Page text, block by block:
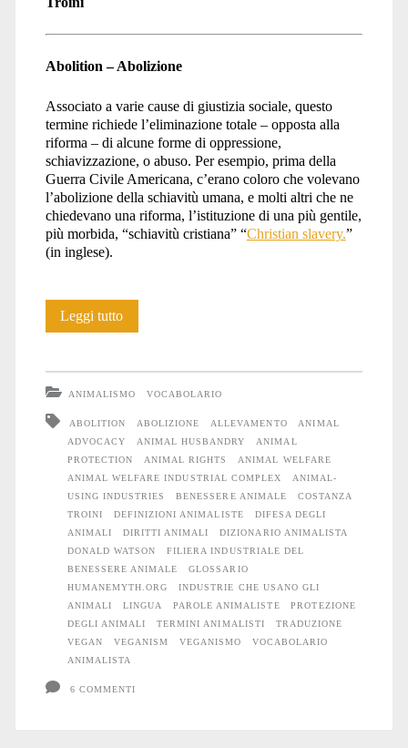
Abolition – Abolizione
Associato a varie cause di giustizia sociale, questo
termine richiede l’eliminazione totale – opposta alla
riforma – di alcune forme di oppressione,
schiavizzazione, o abuso. Per esempio, prima della
Guerra Civile Americana, c’erano coloro che volevano
l’abolizione della schiavitù umana, e molti altri che ne
chiedevano una riforma, l’istituzione di una più gentile,
più morbida, “schiavitù cristiana” “Christian slavery.”
(in inglese).
Leggi tuttoDizionario
ANIMALISMO VOCABOLARIO
ABOLITION ABOLIZIONE ALLEVAMENTO
ANIMAL
ADVOCACY
ANIMAL HUSBANDRY
ANIMAL
PROTECTION
ANIMAL RIGHTS
ANIMAL WELFARE
ANIMAL WELFARE INDUSTRIAL COMPLEX
ANIMAL-
USING INDUSTRIES
BENESSERE ANIMALE
COSTANZA
TROINI
DEFINIZIONI ANIMALISTE
DIFESA DEGLI
ANIMALI
DIRITTI ANIMALI
DIZIONARIO ANIMALISTA
DONALD WATSON
FILIERA INDUSTRIALE DEL
BENESSERE ANIMALE
GLOSSARIO
HUMANEMYTH.ORG
INDUSTRIE CHE USANO GLI
ANIMALI
LINGUA PAROLE ANIMALISTE
PROTEZIONE
DEGLI ANIMALI
TERMINI ANIMALISTI
TRADUZIONE
VEGAN
VEGANISM VEGANISMO
VOCABOLARIO
ANIMALISTA
6 COMMENTI